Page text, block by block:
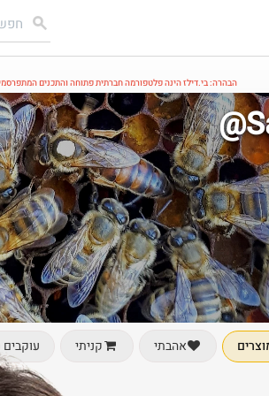
הבהרה: בי.דילז הינה פלטפורמה חברתית פתוחה והתכנים
אהבתי קניתי עוקבים